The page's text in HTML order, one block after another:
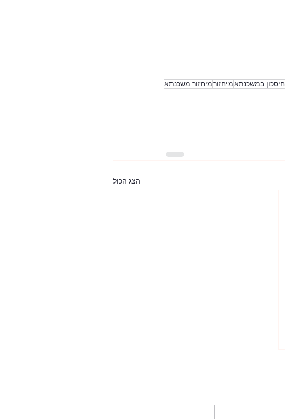
חיסכון במשכנתאמיחזורמיחזור משכנתא
הצג הכול